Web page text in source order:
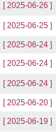
[ 2025-06-26 ]
[ 2025-06-25 ]
[ 2025-06-24 ]
[ 2025-06-24 ]
[ 2025-06-24 ]
[ 2025-06-20 ]
[ 2025-06-19 ]